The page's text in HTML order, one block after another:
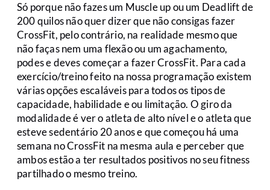
Só porque não fazes um Muscle up ou um Deadlift de
200 quilos não quer dizer que não consigas fazer
CrossFit, pelo contrário, na realidade mesmo que
não faças nem uma flexão ou um agachamento,
podes e deves começar a fazer CrossFit. Para cada
exercício/treino feito na nossa programação existem
várias opções escaláveis para todos os tipos de
capacidade, habilidade e ou limitação. O giro da
modalidade é ver o atleta de alto nível e o atleta que
esteve sedentário 20 anos e que começou há uma
semana no CrossFit na mesma aula e perceber que
ambos estão a ter resultados positivos no seu fitness
partilhado o mesmo treino.